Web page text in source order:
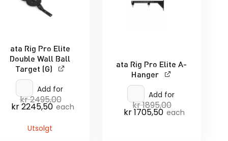
ata Rig Pro Elite
Double Wall Ball
Target (G)
Add for
kr2495,00Opprinnelig
pris
kr2245,50Nåværende
each
Utsolgt
ata Rig Pro Elite A-
Hanger
Add for
kr1895,00Opprinnelig
pris
kr1705,50Nåværende
each